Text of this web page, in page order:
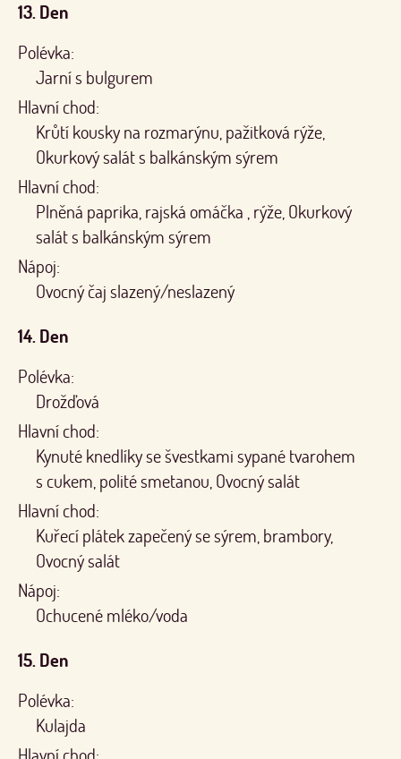
13. Den
Polévka:
Jarní s bulgurem
Hlavní chod:
Krůtí kousky na rozmarýnu, pažitková rýže,
Okurkový salát s balkánským sýrem
Hlavní chod:
Plněná paprika, rajská omáčka , rýže, Okurkový
salát s balkánským sýrem
Nápoj:
Ovocný čaj slazený/neslazený
14. Den
Polévka:
Drožďová
Hlavní chod:
Kynuté knedlíky se švestkami sypané tvarohem
s cukem, polité smetanou, Ovocný salát
Hlavní chod:
Kuřecí plátek zapečený se sýrem, brambory,
Ovocný salát
Nápoj:
Ochucené mléko/voda
15. Den
Polévka:
Kulajda